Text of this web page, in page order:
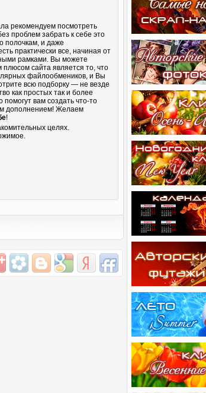
рекомендуем посмотреть
проблем забрать к себе это
полочкам, и даже
практически все, начиная от
рамками. Вы можете
сайта является то, что
файлообмеников, и Вы
всю подборку — не везде
как простых так и более
помогут вам создать что-то
дополнением! Желаем
!
целях.